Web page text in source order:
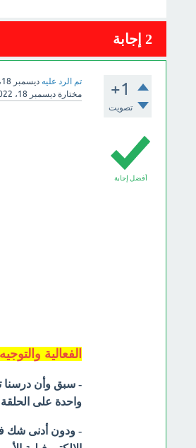
2 إجابة
+1
تصويت
تم الرد عليه ديسمبر 18، 2022
مختارة ديسمبر 18، 2022
أفضل إجابة
الفعالية
- سبق وأن درسنا
واحدة على
- ودون أدنى شك